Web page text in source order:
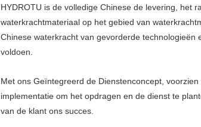
HYDROTU is de volledige Chinese de levering, het
waterkrachtmateriaal op het gebied van
Chinese waterkracht van gevorderde
voldoen.
Met ons Geïntegreerd de Dienstenconcept,
implementatie om het opdragen en de dienst te
van de klant ons succes.